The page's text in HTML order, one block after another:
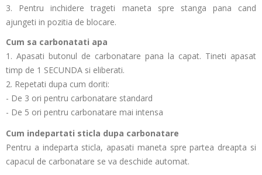
3. Pentru inchidere trageti maneta spre stanga pana cand
ajungeti in pozitia de blocare.
Cum sa carbonatati apa
1. Apasati butonul de carbonatare pana la capat. Tineti apasat
timp de 1 SECUNDA si eliberati.
2. Repetati dupa cum doriti:
- De 3 ori pentru carbonatare standard
- De 5 ori pentru carbonatare mai intensa
Cum indepartati sticla dupa carbonatare
Pentru a indeparta sticla, apasati maneta spre partea dreapta si
capacul de carbonatare se va deschide automat.